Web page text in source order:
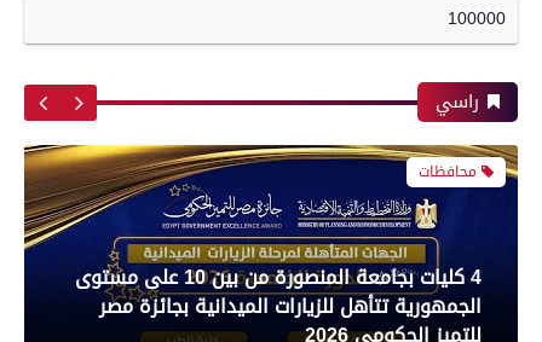
بعدسة الخبر المصري| شاهد أبرز لقطات مباراة
الكونفدرالية الإفريقية
رياضة
بعدسة الخبر المصري| شاهد أبرز لقطات مباراة
100000
راسي
مدير أمن سوهاج يواصل جولاته المفاجئة ويتفقد
الكنائس والأديرة
محافظات
4 كليات بجامعة المنصورة من بين 10 على مستوى
الجمهورية تتأهل للزيارات الميدانية بجائزة مصر